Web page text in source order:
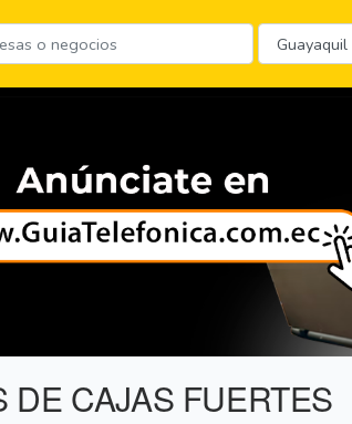
CAJAS FUERTES